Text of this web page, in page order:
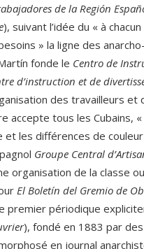
de la Región
), suivant l’idée du « à
» la ligne des
fonde le Centro de
d’instruction et de
des travailleurs
accepte tous les Cubains,
les différences de couleur
Groupe Central
organisation de la classe
El Boletín del Gremio de
premier périodique
), fondé en 1883 par
en journal